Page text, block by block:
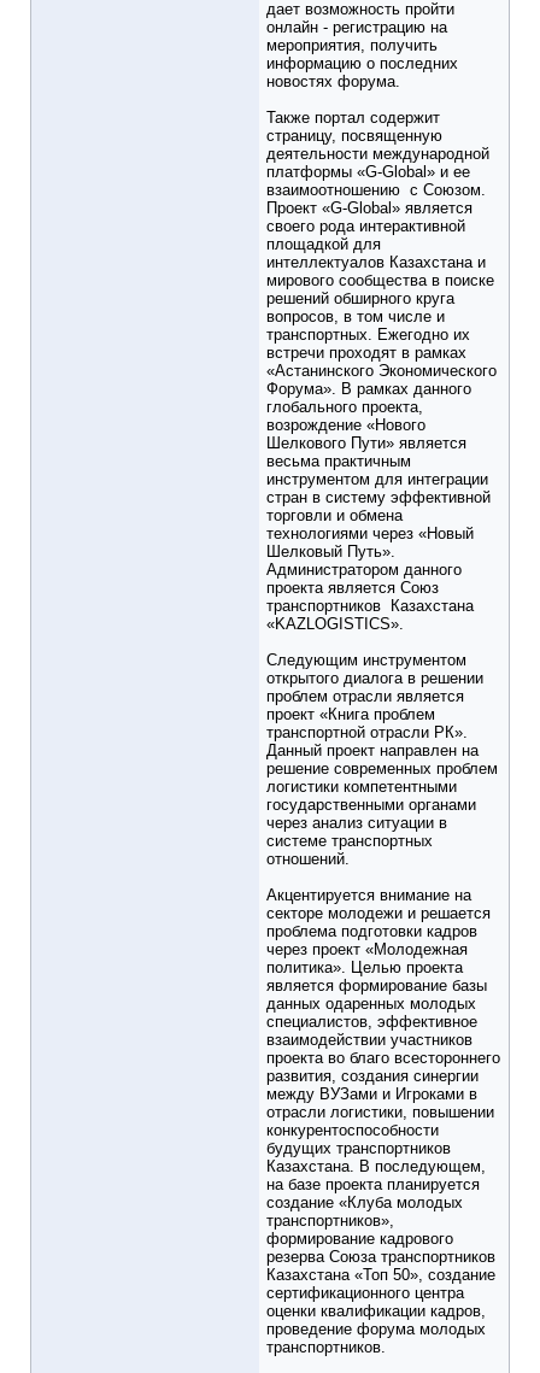
дает возможность пройти
онлайн - регистрацию на
мероприятия, получить
информацию о последних
новостях форума.
Также портал содержит
страницу, посвященную
деятельности международной
платформы «G-Global» и ее
взаимоотношению с Союзом.
Проект «G-Global» является
своего рода интерактивной
площадкой для
интеллектуалов Казахстана и
мирового сообщества в поиске
решений обширного круга
вопросов, в том числе и
транспортных. Ежегодно их
встречи проходят в рамках
«Астанинского Экономического
Форума». В рамках данного
глобального проекта,
возрождение «Нового
Шелкового Пути» является
весьма практичным
инструментом для интеграции
стран в систему эффективной
торговли и обмена
технологиями через «Новый
Шелковый Путь».
Администратором данного
проекта является Союз
транспортников Казахстана
«KAZLOGISTICS».
Следующим инструментом
открытого диалога в решении
проблем отрасли является
проект «Книга проблем
транспортной отрасли РК».
Данный проект направлен на
решение современных проблем
логистики компетентными
государственными органами
через анализ ситуации в
системе транспортных
отношений.
Акцентируется внимание на
секторе молодежи и решается
проблема подготовки кадров
через проект «Молодежная
политика». Целью проекта
является формирование базы
данных одаренных молодых
специалистов, эффективное
взаимодействии участников
проекта во благо всестороннего
развития, создания синергии
между ВУЗами и Игроками в
отрасли логистики, повышении
конкурентоспособности
будущих транспортников
Казахстана. В последующем,
на базе проекта планируется
создание «Клуба молодых
транспортников»,
формирование кадрового
резерва Союза транспортников
Казахстана «Топ 50», создание
сертификационного центра
оценки квалификации кадров,
проведение форума молодых
транспортников.